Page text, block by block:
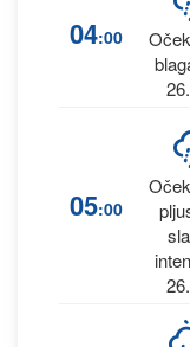
04:00
05:00